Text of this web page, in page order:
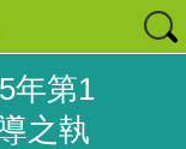
年第1
之執